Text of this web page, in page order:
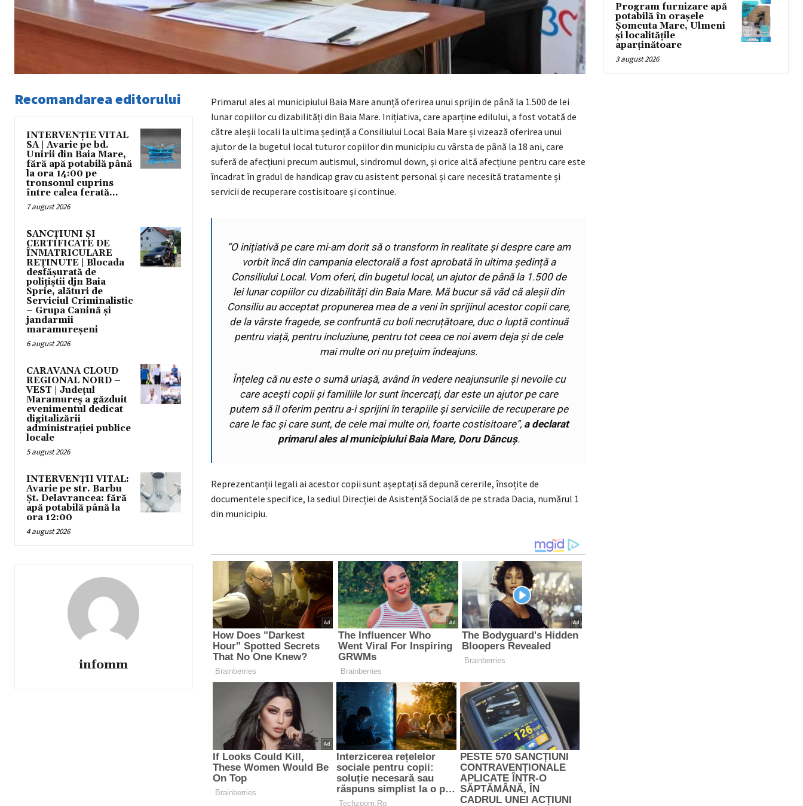
Recomandarea editorului
INTERVENȚIE VITAL
SA | Avarie pe bd.
Unirii din Baia Mare,
fără apă potabilă până
la ora 14:00 pe
tronsonul cuprins
între calea ferată...
7 august 2026
SANCȚIUNI ȘI
CERTIFICATE DE
ÎNMATRICULARE
REȚINUTE | Blocada
desfășurată de
polițiștii djn Baia
Sprie, alături de
Serviciul Criminalistic
– Grupa Canină și
jandarmii
maramureșeni
6 august 2026
CARAVANA CLOUD
REGIONAL NORD –
VEST | Județul
Maramureș a găzduit
evenimentul dedicat
digitalizării
administrației publice
locale
5 august 2026
INTERVENȚII VITAL:
Avarie pe str. Barbu
Șt. Delavrancea: fără
apă potabilă până la
ora 12:00
4 august 2026
infomm
Primarul ales al municipiului Baia Mare anunță oferirea unui sprijin de până la 1.500 de lei
lunar copiilor cu dizabilități din Baia Mare. Inițiativa, care aparține edilului, a fost votată de
către aleșii locali la ultima ședință a Consiliului Local Baia Mare și vizează oferirea unui
ajutor de la bugetul local tuturor copiilor din municipiu cu vârsta de până la 18 ani, care
suferă de afecțiuni precum autismul, sindromul down, și orice altă afecțiune pentru care este
încadrat în gradul de handicap grav cu asistent personal și care necesită tratamente și
servicii de recuperare costisitoare și continue.
“O inițiativă pe care mi-am dorit să o transform în realitate și despre care am
vorbit încă din campania electorală a fost aprobată în ultima ședință a
Consiliului Local. Vom oferi, din bugetul local, un ajutor de până la 1.500 de
lei lunar copiilor cu dizabilități din Baia Mare. Mă bucur să văd că aleșii din
Consiliu au acceptat propunerea mea de a veni în sprijinul acestor copii care,
de la vârste fragede, se confruntă cu boli necruțătoare, duc o luptă continuă
pentru viață, pentru incluziune, pentru tot ceea ce noi avem deja și de cele
mai multe ori nu prețuim îndeajuns.
Înțeleg că nu este o sumă uriașă, având în vedere neajunsurile și nevoile cu
care acești copii și familiile lor sunt încercați, dar este un ajutor pe care
putem să îl oferim pentru a-i sprijini în terapiile și serviciile de recuperare pe
care le fac și care sunt, de cele mai multe ori, foarte costisitoare”, a declarat
primarul ales al municipiului Baia Mare, Doru Dăncuș.
Reprezentanții legali ai acestor copii sunt așeptați să depună cererile, însoțite de
documentele specifice, la sediul Direcției de Asistență Socială de pe strada Dacia, numărul 1
din municipiu.
Program furnizare apă
potabilă în orașele
Șomcuta Mare, Ulmeni
și localitățile
aparținătoare
3 august 2026